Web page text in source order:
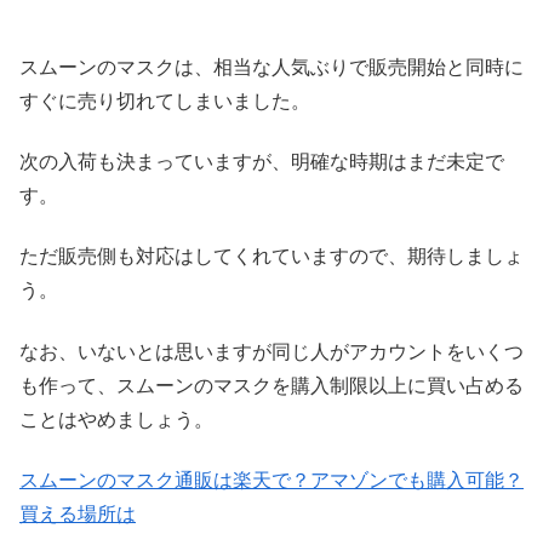
スムーンのマスクは、相当な人気ぶりで販売開始と同時に
すぐに売り切れてしまいました。
次の入荷も決まっていますが、明確な時期はまだ未定で
す。
ただ販売側も対応はしてくれていますので、期待しましょ
う。
なお、いないとは思いますが同じ人がアカウントをいくつ
も作って、スムーンのマスクを購入制限以上に買い占める
ことはやめましょう。
スムーンのマスク通販は楽天で？アマゾンでも購入可能？
買える場所は